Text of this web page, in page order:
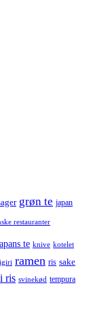
grøn te japan
restauranter
te knive kotelet
ramen ris sake
ris svinekød tempura